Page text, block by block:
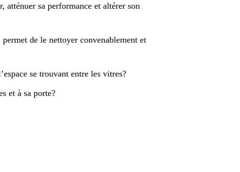
atténuer sa performance et altérer son
de le nettoyer convenablement et
se trouvant entre les vitres?
et à sa porte?